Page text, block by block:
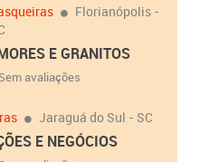
Florianópolis -
E GRANITOS
Sem avaliações
Jaraguá do Sul - SC
E NEGÓCIOS